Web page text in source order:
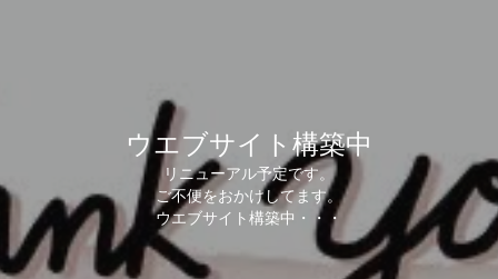
ウエブサイト構築中
リニューアル予定です。
ご不便をおかけしてます。
ウエブサイト構築中・・・